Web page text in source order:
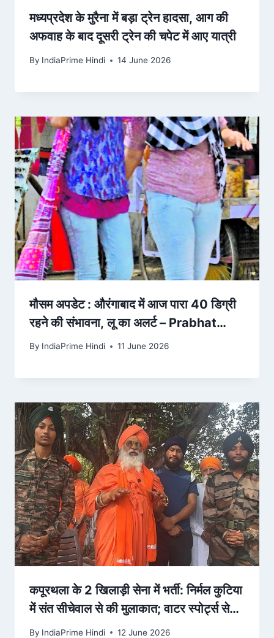
मध्यप्रदेश के मुरैना में बड़ा ट्रेन हादसा, आग की
अफवाह के बाद दूसरी ट्रेन की चपेट में आए यात्री
By IndiaPrime Hindi 14 June 2026
मौसम अपडेट : औरंगाबाद में आज पारा 40 डिग्री
रहने की संभावना, लू का अलर्ट – Prabhat
Khabar
By IndiaPrime Hindi 11 June 2026
कपूरथला के 2 खिलाड़ी सेना में भर्ती: निर्मल कुटिया
में संत सीचेवाल से की मुलाकात; वाटर स्पोर्ट्स से
युवाओं … – Dainik Bhaskar
By IndiaPrime Hindi 12 June 2026